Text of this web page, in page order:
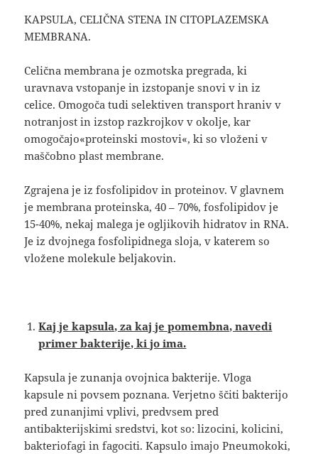
KAPSULA, CELIČNA STENA IN CITOPLAZEMSKA
MEMBRANA.
Celična membrana je ozmotska pregrada, ki
uravnava vstopanje in izstopanje snovi v in iz
celice. Omogoča tudi selektiven transport hraniv v
notranjost in izstop razkrojkov v okolje, kar
omogočajo«proteinski mostovi«, ki so vloženi v
maščobno plast membrane.
Zgrajena je iz fosfolipidov in proteinov. V glavnem
je membrana proteinska, 40 – 70%, fosfolipidov je
15-40%, nekaj malega je ogljikovih hidratov in RNA.
Je iz dvojnega fosfolipidnega sloja, v katerem so
vložene molekule beljakovin.
Kaj je kapsula, za kaj je pomembna, navedi
primer bakterije, ki jo ima.
Kapsula je zunanja ovojnica bakterije. Vloga
kapsule ni povsem poznana. Verjetno ščiti bakterijo
pred zunanjimi vplivi, predvsem pred
antibakterijskimi sredstvi, kot so: lizocini, kolicini,
bakteriofagi in fagociti. Kapsulo imajo Pneumokoki,